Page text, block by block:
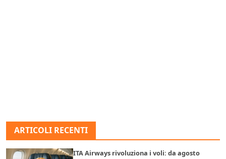
ARTICOLI RECENTI
ITA Airways rivoluziona i voli: da agosto